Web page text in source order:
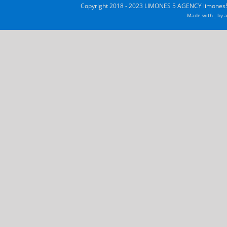
Copyright 2018 - 2023 LIMONES 5 AGENCY
Made with by